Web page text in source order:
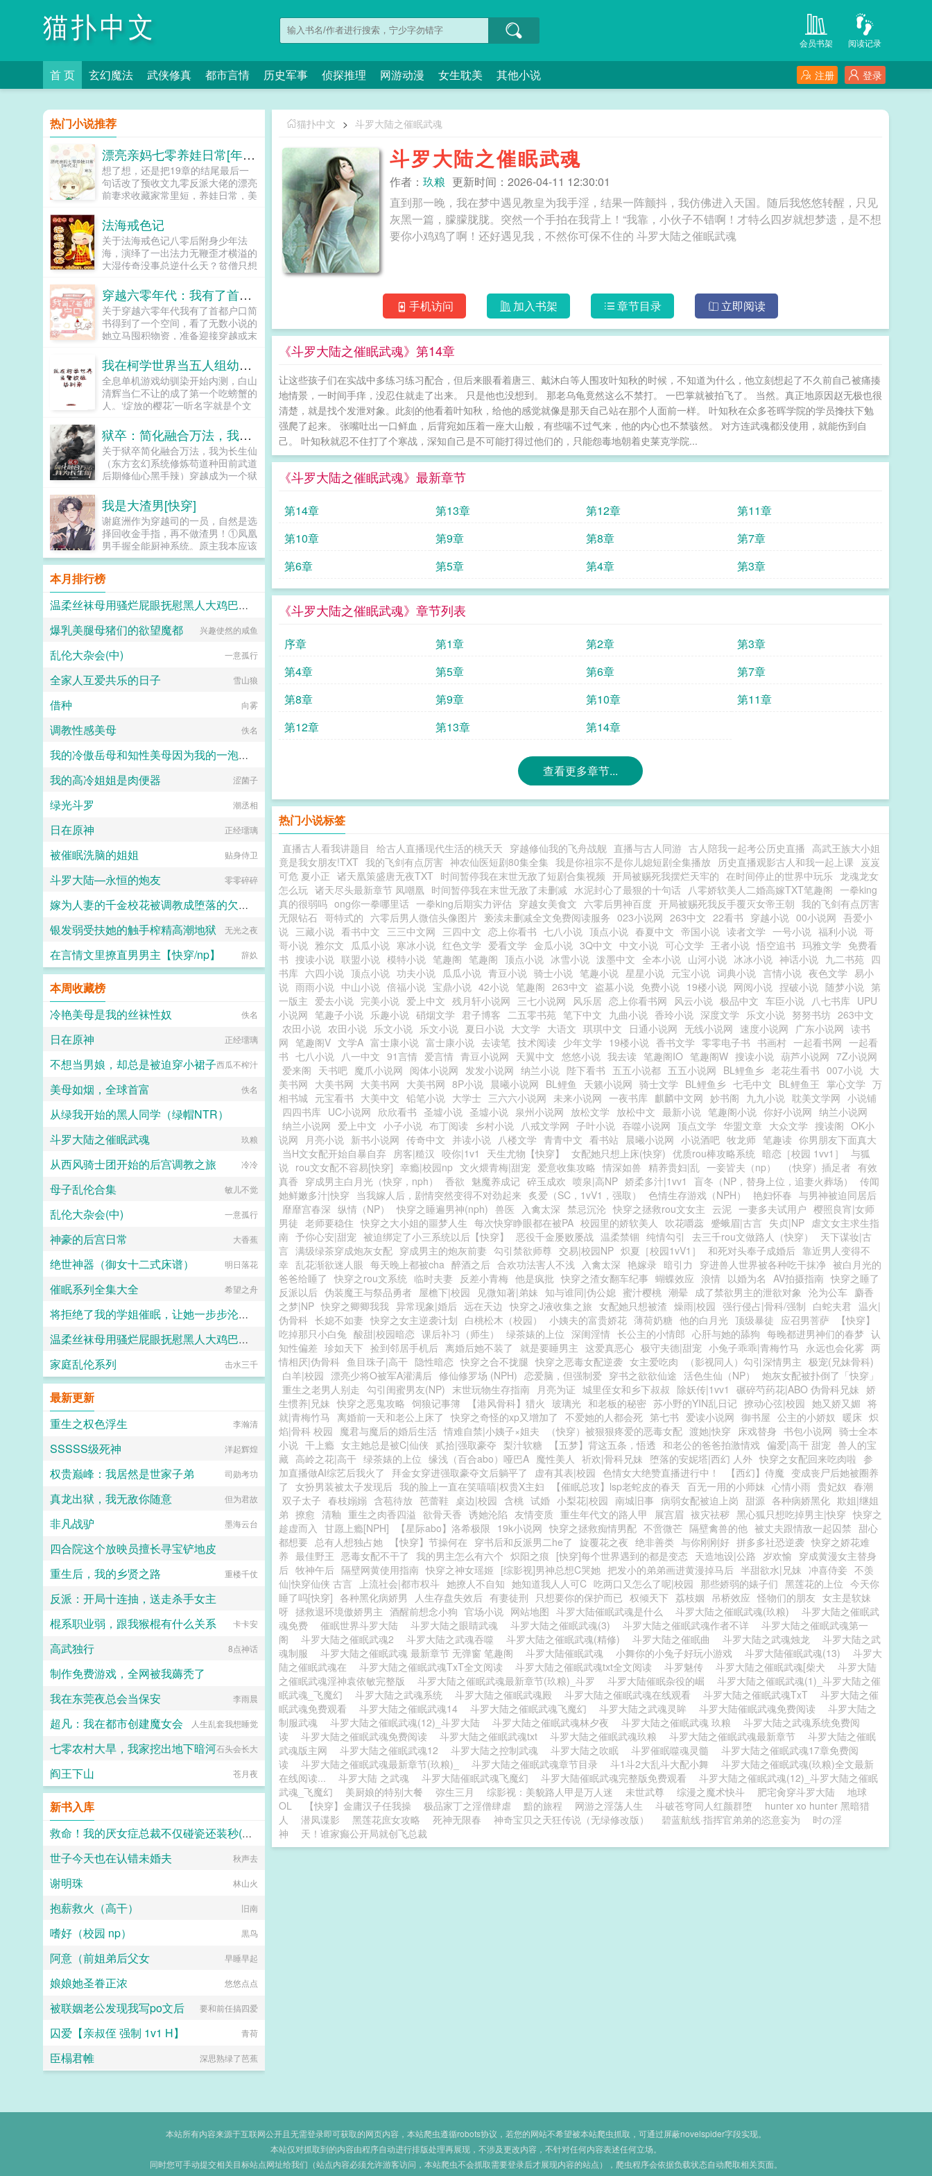
猫扑中文 阅读记录
会员书架
首 页 玄幻魔法 武侠修真 都市言情 历史军事 侦探推理 网游动漫 女生耽美 其他小说 登录
注册
猫扑中文 > 斗罗大陆之催眠武魂
斗罗大陆之催眠武魂
作者： 玖粮 更新时间：2026-04-11 12:30:01
直到那一晚，我在梦中遇见教皇为我手淫，结果一阵颤抖，我仿佛进入天国。随后我悠悠转醒，只见
灰黑一篇，朦朦胧胧。突然一个手拍在我背上！“我靠，小伙子不错啊！才特么四岁就想梦遗，是不想
要你小鸡鸡了啊！还好遇见我，不然你可保不住的 斗罗大陆之催眠武魂
手机访问 加入书架 章节目录 立即阅读
《斗罗大陆之催眠武魂》第14章
让这些孩子们在实战中多练习练习配合，但后来眼看着唐三、戴沐白等人围攻叶知秋的时候，不知道为什么，他立刻想起了不久前自己被痛揍
地情景，一时间手痒，没忍住就走了出来。 只是他也没想到。 那老乌龟竟然这么不禁打。 一巴掌就被拍飞了。 当然。真正地原因赵无极也很
清楚，就是找个发泄对象。此刻的他看着叶知秋，给他的感觉就像是那天自己站在那个人面前一样。 叶知秋在众多苍晖学院的学员搀扶下勉
强爬了起来。 张嘴吐出一口鲜血，后背宛如压着一座大山般，有些喘不过气来，他的内心也不禁骇然。 对方连武魂都没使用，就能伤到自
己。 叶知秋就忍不住打了个寒战，深知自己是不可能打得过他们的，只能怨毒地朝着史莱克学院...
《斗罗大陆之催眠武魂》最新章节
第14章 第13章 第12章
第11章
第10章
第9章 第8章
第7章
第6章
第5章 第4章 第3章
《斗罗大陆之催眠武魂》章节列表
序章 第1章 第2章
第3章
第4章
第5章 第6章
第7章
第8章
第9章 第10章
第11章
第12章
第13章 第14章
查看更多章节...
热门小说标签
直播古人看我讲题目 给古人直播现代生活的桃夭夭 穿越修仙我的飞舟战舰 直播与古人同游 古人陪我一起考公历史直播 高武王族大小姐
竟是我女朋友!TXT 我的飞剑有点厉害 神农仙医短剧80集全集 我是你祖宗不是你儿媳短剧全集播放 历史直播观影古人和我一起上课
岌岌
可危 夏小正 诸天凰策盛唐无夜TXT 时间暂停我在末世无敌了短剧合集视频 开局被赐死我摆烂天牢的 在时间停止的世界中玩乐 龙魂龙女
怎么玩 诸天尽头最新章节 凤嘲凰 时间暂停我在末世无敌了未删减 水泥封心了最狠的十句话 八零娇软美人二婚高嫁TXT笔趣阁 一拳king
真的很弱吗 ong你一拳哪里话 一拳king后期实力评估 穿越女美食文 六零后男神百度 开局被赐死我反手覆灭女帝王朝 我的飞剑有点厉害
无限钻石 哥特式的 六零后男人微信头像图片 亵渎未删减全文免费阅读服务 023小说网 263中文 22看书 穿越小说 00小说网 吾爱小
说 三藏小说 看书中文 三三中文网 三四中文 恋上你看书 七八小说 顶点小说 春夏中文 帝国小说 读者文学 一号小说 福利小说 哥
哥小说 雅尔文 瓜瓜小说 寒冰小说 红色文学 爱看文学 金瓜小说 3Q中文 中文小说 可心文学 王者小说 悟空追书 玛雅文学 免费看
书 搜读小说 联盟小说 模特小说 笔趣阁 笔趣阁 顶点小说 冰雪小说 泼墨中文 全本小说 山河小说 冰冰小说 神话小说 九二书苑 四
书库 六四小说 顶点小说 功夫小说 瓜瓜小说 青豆小说 骑士小说 笔趣小说 星星小说 元宝小说 词典小说 言情小说 夜色文学 易小
说 雨雨小说 中山小说 倍福小说 宝鼎小说 42小说 笔趣阁 263中文 盗墓小说 免费小说 19楼小说 网阅小说 捏破小说 随梦小说 第
一版主 爱去小说 完美小说 爱上中文 残月轩小说网 三七小说网 风乐居 恋上你看书网 风云小说 极品中文 车臣小说 八七书库 UPU
小说网 笔趣子小说 乐趣小说 硝烟文学 君子博客 二五零书苑 笔下中文 九曲小说 香玲小说 深度文学 乐文小说 努努书坊 263中文
农田小说 农田小说 乐文小说 乐文小说 夏日小说 大文学 大语文 琪琪中文 日通小说网 无线小说网 速度小说网 广东小说网 读书
网 笔趣阁V 文学A 富士康小说 富士康小说 去读笔 技术阅读 少年文学 19楼小说 香书文学 零零电子书 书画村 一起看书网 一起看
书 七八小说 八一中文 91言情 爱言情 青豆小说网 天翼中文 悠悠小说 我去读 笔趣阁IO 笔趣阁W 搜读小说 葫芦小说网 7Z小说网
爱来阁 天书吧 魔爪小说网 阅体小说网 发发小说网 纳兰小说 陛下看书 五五小说都 五五小说网 BL鲤鱼乡 老花生看书 007小说 大
美书网 大美书网 大美书网 大美书网 8P小说 晨曦小说网 BL鲤鱼 天籁小说网 骑士文学 BL鲤鱼乡 七毛中文 BL鲤鱼王 掌心文学 万
相书城 元宝看书 大美中文 铅笔小说 大学士 三六六小说网 未来小说网 一夜书库 麒麟中文网 妙书阁 九九小说 耽美文学网 小说铺
四四书库 UC小说网 欣欣看书 圣墟小说 圣墟小说 泉州小说网 放松文学 放松中文 最新小说 笔趣阁小说 你好小说网 纳兰小说网
纳兰小说网 爱上中文 小子小说 布丁阅读 乡村小说 八戒文学网 子叶小说 吞噬小说网 顶点文学 华盟文章 大众文学 搜读阁 OK小
说网
月亮小说 新书小说网 传奇中文 并读小说 八楼文学 青青中文 看书站 晨曦小说网 小说酒吧 牧龙师 笔趣读 你男朋友下面真大
当H文女配开始自暴自弃 房客|糙汉 咬你|1v1 天生尤物【快穿】 女配她只想上床(快穿) 优质rou棒攻略系统 暗恋［校园 1vv1］
与狐
说 rou文女配不容易[快穿] 幸瘾|校园np 文火煨青梅|甜宠 爱意收集攻略 情深如兽 精养贵妇|乱 一妾皆夫（np） （快穿）插足者 有效
真香 穿成男主白月光（快穿，nph） 香欲 魅魔养成记 碎玉成欢 喷泉|高NP 娇柔多汁|1vv1 盲冬（NP，替身上位，追妻火葬场）
传闻
她鲜嫩多汁|快穿 当我嫁人后，剧情突然变得不对劲起来 炙爱（SC，1vV1，强取） 色情生存游戏（NPH） 艳妇怀春 与男神被迫同居后
靡靡宫春深 纵情（NP） 快穿之睡遍男神(nph) 兽医 入禽太深 禁忌沉沦 快穿之拯救rou文女主 云泥 一妻多夫试用户 樱照良宵|女师
男徒 老师要稳住 快穿之大小姐的噩梦人生 每次快穿睁眼都在被PA 校园里的娇软美人 吹花嚼蕊 蹙蛾眉|古言 失贞|NP 虐文女主求生指
南 予你心安|甜宠 被迫绑定了小三系统以后【快穿】 恶役千金屡败屡战 温柔禁锢 纯情勾引 去三千rou文做路人（快穿）
天下谋妆|古
言 满级绿茶穿成炮灰女配 穿成男主的炮灰前妻 勾引禁欲师尊 交易|校园NP 炽夏［校园1vV1］ 和死对头奉子成婚后 靠近男人变得不
幸 乱花渐欲迷人眼 每天晚上都被cha 醉酒之后 合欢功法害人不浅 入禽太深 艳嫁录 暗引力 穿进兽人世界被各种吃干抹净 被白月光的
爸爸给睡了 快穿之rou文系统 临时夫妻 反差小青梅 他是疯批 快穿之渣女翻车纪事 蝴蝶效应 浪情 以婚为名 AV拍摄指南 快穿之睡了
反派以后 伪装魔王与祭品勇者 屋檐下|校园 见微知著|弟妹 知与谁同|伪公媳 蜜汁樱桃 潮晕 成了禁欲男主的泄欲对象 沦为公车 麝香
之梦|NP 快穿之卿卿我我 异常现象|婚后 远在天边 快穿之J液收集之旅 女配她只想被渣 燥雨|校园 强行侵占|骨科/强制 白蛇夫君 温火|
伪骨科 长媳不如妻 快穿之女主逆袭计划 白桃松木（校园） 小姨夫的富贵娇花 薄荷奶糖 他的白月光 顶级暴徒 应召男菩萨
【快穿】
吃掉那只小白兔 酸甜|校园暗恋 课后补习（师生） 绿茶婊的上位 深闺淫情 长公主的小情郎 心肝与她的舔狗 每晚都进男神们的春梦 认
知性偏差 珍如天下 捡到邻居手机后 离婚后她不装了 就是要睡男主 这爱真恶心 极守夫德|甜宠 小兔子乖乖|青梅竹马 永远也会化雾 两
情相厌|伪骨科 鱼目珠子|高干 隐性暗恋 快穿之合不拢腿 快穿之恶毒女配逆袭 女主爱吃肉 （影视同人）勾引深情男主 极宠(兄妹骨科)
白羊|校园 漂亮少将O被军A灌满后 修仙修罗场 (NPH) 恋爱脑，但强制爱 穿书之欲欲仙途 活色生仙（NP）
炮灰女配被扑倒了「快穿」
重生之老男人别走 勾引闺蜜男友(NP) 末世玩物生存指南 月亮为证 城里侄女和乡下叔叔 除妖传|1vv1 碾碎芍药花|ABO 伪骨科兄妹 娇
生惯养|兄妹 快穿之恶鬼攻略 饲狼记事簿 【港风骨科】猎火 玻璃光 和老板的秘密 苏小野的YIN乱日记 撩动心弦|校园 她又娇又媚 将
就|青梅竹马 离婚前一天和老公上床了 快穿之奇怪的xp又增加了 不爱她的人都会死 第七书 爱读小说网 御书屋 公主的小娇奴 暖床 炽
焰|骨科 校园 魔君与魔后的婚后生活 情难自禁|小姨子×姐夫 （快穿）被狠狠疼爱的恶毒女配 渡她|快穿 床戏替身 书包小说网 骑士全本
小说 干上瘾 女主她总是被C|仙侠 贰拾|强取豪夺 梨汁软糖 【五梦】背这五条，悟透 和老公的爸爸拍激情戏 偏爱|高干 甜宠 兽人的宝
藏 高岭之花|高干 绿茶婊的上位 缘浅（百合abo）哑巴A 魔性美人 祈欢|骨科兄妹 堕落的安妮塔|西幻 人外 快穿之女配回来吃肉啦 参
加直播做AI综艺后我火了
拜金女穿进强取豪夺文后躺平了 虚有其表|校园 色情女大绝赞直播进行中！ 【西幻】侍魔 变成丧尸后她被圈养
了 女扮男装被太子发现后 我的脸上一直在笑嘻嘻|权贵X主妇 【催眠总攻】lsp老蛇皮的春天 百无一用的小师妹 心情小雨 贵妃奴 春潮
双子太子 春枝嫋嫋 含苞待放 芭蕾鞋 桌边|校园 含桃 试婚 小梨花|校园 南城旧事 病弱女配被迫上岗 甜源 各种病娇黑化 欺姐|继姐
弟 撩愈 清釉 重生之肉香四溢 欲骨天香 诱她沦陷 友情变质 重生年代文的路人甲 展宫眉 袚灾祛秽 黑心狐只想吃掉男主|快穿 快穿之
趁虚而入 甘愿上瘾[NPH] 【星际abo】洛希极限 19k小说网 快穿之拯救痴情男配 不啻微芒 隔壁禽兽的他 被丈夫跟情敌一起囚禁 甜心
都想要 总有人想独占她 【快穿】节操何在 穿书后和反派男二he了 旋覆花之夜 绝非善类 与你刚刚好 拼多多社恐逆袭 快穿之娇花难
养 最佳野王 恶毒女配不干了 我的男主怎么有六个 炽阳之痕 [快穿]每个世界遇到的都是变态 天造地设|公路 岁欢愉 穿成黄漫女主替身
后 牧神午后 隔壁网黄使用指南 快穿之神女瑶姬 [综影视]男神总想C哭她 把发小的弟弟画进黄漫掉马后 半甜欲水|兄妹 冲喜侍妾 不羡
仙|快穿仙侠 古言
上流社会|都市权斗 她撩人不自知 她知道我人人可C 吃两口又怎么了呢|校园 那些娇弱的婊子们 黑莲花的上位 今天你
睡了吗[快穿] 各种黑化病娇男 人生存盘失效后 有妻徒刑 只想要你的保护而已 权倾天下 荔枝姻 吊桥效应 怪物们的朋友 女主是软妹
呀 拯救退环境傲娇男主 酒醒前想念小狗 官场小说 网站地图 斗罗大陆催眠武魂是什么 斗罗大陆之催眠武魂(玖粮)
斗罗大陆之催眠武
魂免费
催眠世界斗罗大陆 斗罗大陆之眼睛武魂 斗罗大陆之催眠武魂(3) 斗罗大陆之催眠武魂作者不详
斗罗大陆之催眠武魂第一
阁
斗罗大陆之催眠武魂2 斗罗大陆之武魂吞噬 斗罗大陆之催眠武魂(精修) 斗罗大陆之催眠曲 斗罗大陆之武魂烛龙
斗罗大陆之武
魂制服
斗罗大陆之催眠武魂 最新章节 无弹窗 笔趣阁 斗罗大陆催眠武魂 小舞你的小兔子好玩小游戏 斗罗大陆催眠武魂(13)
斗罗大
陆之催眠武魂在
斗罗大陆之催眠武魂TxT全文阅读 斗罗大陆之催眠武魂txt全文阅读 斗罗魅传 斗罗大陆之催眠武魂[柴犬
斗罗大陆
之催眠武魂淫神袁依敏完整版
斗罗大陆之催眠武魂最新章节(玖粮)_斗罗 斗罗大陆催眠杂役的崛
斗罗大陆之催眠武魂(1)_斗罗大陆之催
眠武魂_飞魔幻
斗罗大陆之武魂系统 斗罗大陆之催眠武魂殿 斗罗大陆之催眠武魂在线观看 斗罗大陆之催眠武魂TxT
斗罗大陆之催
眠武魂免费观看
斗罗大陆之催眠武魂14 斗罗大陆之催眠武魂飞魔幻 斗罗大陆之武魂灵眸 斗罗大陆催眠武魂免费阅读
斗罗大陆之
制服武魂
斗罗大陆之催眠武魂(12)_斗罗大陆 斗罗大陆之催眠武魂林夕夜 斗罗大陆之催眠武魂 玖粮
斗罗大陆之武魂系统免费阅
读
斗罗大陆之催眠武魂免费阅读 斗罗大陆之催眠武魂txt 斗罗大陆之催眠武魂玖粮 斗罗大陆之催眠武魂最新章节
斗罗大陆之催眠
武魂版主网
斗罗大陆之催眠武魂12 斗罗大陆之控制武魂 斗罗大陆之吹眠 斗罗催眠噬魂灵髓
斗罗大陆之催眠武魂17章免费阅
读
斗罗大陆之催眠武魂最新章节(玖粮)_ 斗罗大陆之催眠武魂章节目录 斗1斗2大乱斗大配小舞
斗罗大陆之催眠武魂(玖粮)全文最新
在线阅读...
斗罗大陆 之武魂 斗罗大陆催眠武魂飞魔幻 斗罗大陆催眠武魂完整版免费观看
斗罗大陆之催眠武魂(12)_斗罗大陆之催眠
武魂_飞魔幻
美厨娘的特别大餐 弥生三月 综影视：美貌路人甲是万人迷 未世武尊 综漫之魔术快斗 肥宅肏穿斗罗大陆
地球
OL
【快穿】金庸汉子任我操 极品家丁之淫僧肆虐 黯的旅程 网游之淫荡人生 斗破苍穹同人红颜群堕
hunter xo hunter 黑暗猎
人
潜凤谍影 黑莲花庶女攻略 死神无限春 神奇宝贝之天狂传说（无绿修改版） 碧蓝航线·指挥官弟弟的恣意妄为
时の淫
神
天！谁家癫公开局就创飞总裁
热门小说推荐
漂亮亲妈七零养娃日常[年代文]
想了想，还是把19章的结尾最后一
句话改了预收文九零反派大佬的漂亮
前妻求收藏家常里短，养娃日常，美
的温暖穿到了缺衣少食的七十年代，
年代文中的同名女配。原文中...
法海戒色记
关于法海戒色记八零后附身少年法
海，演绎了一出法力无鞭歪才横溢的
大湿传奇没事总逆什么天？贫僧只想
注意，偷偷给他一板砖而已。本书的
宗旨看，修真笑事，悟，淡定人
生。...
穿越六零年代：我有了首都户口
关于穿越六零年代我有了首都户口简
书得到了一个空间，看了无数小说的
她立马囤积物资，准备迎接穿越或末
了这个念头以后，没想到一觉醒来就
换了时空。穿越到1968年，虽然是
个孤女但家产丰厚，没有极品亲戚环
绕看简书如何在这个年代利用空间致
富完成上辈子的心愿！...
我在柯学世界当五人组幼驯染
全息单机游戏幼驯染开始内测，白山
清辉当仁不让的成了第一个吃螃蟹的
人。‘绽放的樱花’一听名字就是个文
有五位，分别是某叼牙签爽朗硬汉某
温柔又可怕的凤眼假酒某黑卷... 狱卒：简化融合万法，我为长生仙
关于狱卒简化融合万法，我为长生仙
（东方玄幻系统修炼苟道种田前武道
后期修仙心黑手辣）穿越成为一个狱
把功法修炼简化成呼吸吃饭喝水那么
简单。他决定苟在天牢看世间百态，
在历史中修炼，求证长生。...
我是大渣男[快穿]
谢庭洲作为穿越司的一员，自然是选
择回收金手指，再不做渣男！①凤凰
男手握全能厨神系统。原主我本应该
靠厨艺大杀四方走上人生巅峰谢庭洲
哦不我不想，城市套路深，我要回农
村！②猥琐男给美女花钱能返现。...
本月排行榜
温柔丝袜母用骚烂屁眼抚慰黑人大鸡巴的淫乱群交摄影记录
佚名
爆乳美腿母猪们的欲望魔都 兴趣使然的咸鱼
乱伦大杂会(中) 一意孤行
全家人互爱共乐的日子 雪山狼
借种 向雾
调教性感美母 佚名
我的冷傲岳母和知性美母因为我的一泡精液成为了熟女便器 (无绿版)
hanshengjiang
我的高冷姐姐是肉便器 涩菌子
绿光斗罗 潮丞相
日在原神 正经璢璃
被催眠洗脑的姐姐 贴身侍卫
斗罗大陆—永恒的炮友 零零碎碎
嫁为人妻的千金校花被调教成堕落的欠肏肥臀母猪
yeqingxuan
银发弱受扶她的触手榨精高潮地狱 无光之夜
在言情文里撩直男男主【快穿/np】 辞奺
本周收藏榜
冷艳美母是我的丝袜性奴
佚名
日在原神 正经璢璃
不想当男娘，却总是被迫穿小裙子西瓜不榨汁
美母如烟，全球首富 佚名
从绿我开始的黑人同学（绿帽NTR）
Leftsword
斗罗大陆之催眠武魂 玖粮
从西风骑士团开始的后宫调教之旅 冷冷
母子乱伦合集 敏儿不觉
乱伦大杂会(中) 一意孤行
神豪的后宫日常 大香蕉
绝世神器（御女十二式床谱） 明日落花
催眠系列全集大全 希望之舟
将拒绝了我的学姐催眠，让她一步步沦陷为我的母狗（把背叛自己的学姐变成对自己忠心耿耿的母狗）
jiuliang
温柔丝袜母用骚烂屁眼抚慰黑人大鸡巴的淫乱群交摄影记录
佚名
家庭乱伦系列 击水三千
最新更新
重生之权色浮生
李瀚清
SSSSS级死神 洋起辉煌
权贵巅峰：我居然是世家子弟 司勋考功
真龙出狱，我无敌你随意 但为君故
非凡战驴 墨海云台
四合院这个放映员擅长寻宝铲地皮
吃辣椒喝热水
重生后，我的乡贤之路 重楼千仗
反派：开局十连抽，送走杀手女主
落叶随风11
棍系职业弱，跟我猴棍有什么关系 卡卡安
高武独行 8点神话
制作免费游戏，全网被我薅秃了
爱吃蜜饯小熊蜂
我在东莞夜总会当保安 李雨晨
超凡：我在都市创建魔女会 人生乱套我想睡觉
七零农村大旱，我家挖出地下暗河石头会长大
阎王下山 苍月夜
新书入库
救命！我的厌女症总裁不仅碰瓷还装秒(调教高H 1v1)
连山会
世子今天也在认错未婚夫 秋声去
谢明珠 林山火
抱薪救火（高干） 旧南
嗜好（校园 np） 黒鸟
阿意（前姐弟后父女 早睡早起
娘娘她圣眷正浓 悠悠点点
被联姻老公发现我写po文后 要和前任搞四爱
囚爱【亲叔侄 强制 1v1 H】 青荷
臣榻君帷 深思熟绿了芭蕉
本站所有内容来源于互联网公开且无需登录即可获取的网页内容，本站爬虫遵循robots协议，若您的网站不希望被本站爬虫抓取，可通过屏蔽novelspider字段实现。
本站仅对抓取到的内容由程序自动进行排版处理再展现，不涉及更改内容，不针对任何内容表述任何立场。
同时您可手动提交相关目标站点网址给我们（站点内容必须允许游客访问，本站爬虫不会抓取需要登录后才展现内容的站点），爬虫程序会依据负载状态自动爬取相关页面。